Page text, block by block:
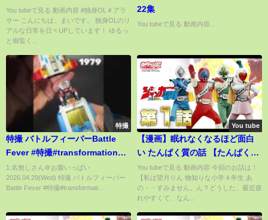
You tubeで見る 動画内容 #独身OL＃アラ
サー こんにちは、まいです。 独身OLのリ
アルな日常を日々UPしています！ ゆるっ
と御覧く...
22集
You tubeで見る 動画内容...
特撮
特撮 バトルフィーバーBattle
Fever #特撮#transformation
#gundam #actionfigures
1:名無しさん＠お腹いっぱい
2026.04.29(Wed) 特撮 バトルフィーバー
Battle Fever #特撮#transformati...
You tube
【漫画】眠れなくなるほど面白
い たんぱく質の話 【たんぱく質
は痩せる】
You tubeで見る 動画内容 今回のお話は！
【私は望月りん 物知りな小学４年生 あ
の・・すみません。ん？どうした。最近疲
れやすくて、なん...